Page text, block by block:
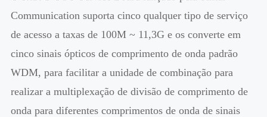
Communication suporta cinco qualquer tipo de serviço
de acesso a taxas de 100M ~ 11,3G e os converte em
cinco sinais ópticos de comprimento de onda padrão
WDM, para facilitar a unidade de combinação para
realizar a multiplexação de divisão de comprimento de
onda para diferentes comprimentos de onda de sinais